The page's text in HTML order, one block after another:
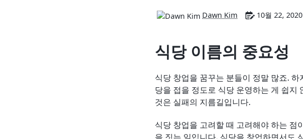
Dawn Kim 10월 22, 2020
식당 이름의 중요성
식당 창업을 꿈꾸는 분들이 정말 많죠.
당을 접을 정도로 식당 운영하는 게 쉽지
것은 실패의 지름길입니다.
식당 창업을 고려할 때 고려해야 하는 점